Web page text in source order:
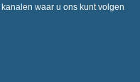
waar u ons kunt volgen